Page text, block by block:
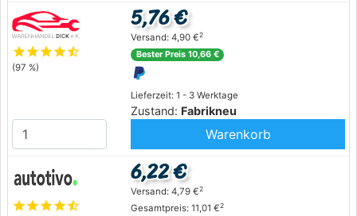
starstarstarstarstar_half
(97 %)
Lieferzeit: 1 - 3 Werktage
Zustand: Fabrikneu
5,76 €
Versand: 4,90 €2
Bester Preis 10,66 €
Warenkorb
starstarstarstarstar_half
6,22 €
Versand: 4,79 €2
Gesamtpreis: 11,01 €2